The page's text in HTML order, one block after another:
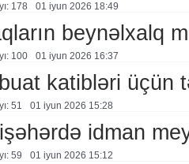
178 01 i̇yun 2026 18:49
beynəlxalq
100 01 i̇yun 2026 16:37
katibləri üçün
51 01 i̇yun 2026 15:28
idman
59 01 i̇yun 2026 15:12